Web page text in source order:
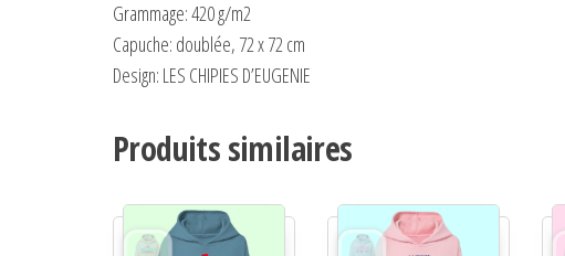
Grammage:420 g/m2
Capuche: doublée, 72 x 72 cm
Design: LES CHIPIES D’EUGENIE
Produits similaires